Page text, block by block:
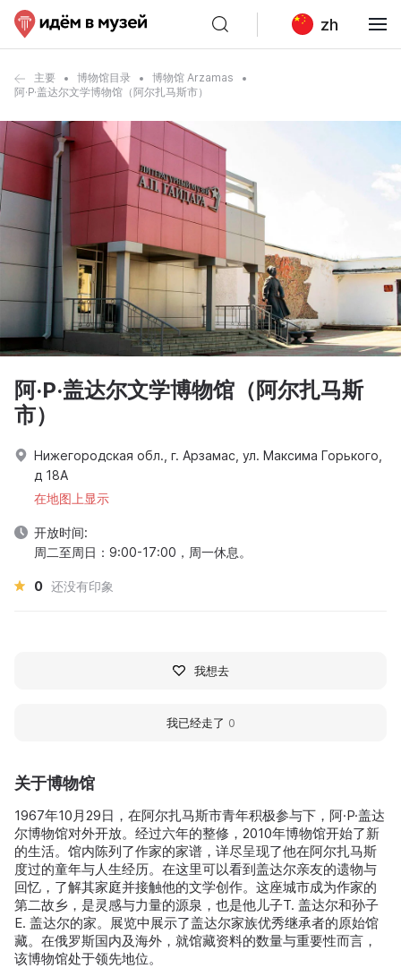
zh
主要 博物馆目录
博物馆 Arzamas
阿·P·盖达尔文学博物馆（阿尔扎马斯市）
关于博物馆
1967年10月29日，在阿尔扎马斯市青年积极参与下，阿·P·盖达
尔博物馆对外开放。经过六年的整修，2010年博物馆开始了新
的生活。馆内陈列了作家的家谱，详尽呈现了他在阿尔扎马斯
度过的童年与人生经历。在这里可以看到盖达尔亲友的遗物与
回忆，了解其家庭并接触他的文学创作。这座城市成为作家的
第二故乡，是灵感与力量的源泉，也是他儿子T. 盖达尔和孙子
E. 盖达尔的家。展览中展示了盖达尔家族优秀继承者的原始馆
藏。在俄罗斯国内及海外，就馆藏资料的数量与重要性而言，
该博物馆处于领先地位。
阿·P·盖达尔文学博物馆（阿尔扎马斯
市）
Нижегородская обл., г. Арзамас, ул. Максима Горького,
д 18А
在地图上显示
开放时间:
周二至周日：9:00-17:00，周一休息。
0 还没有印象
我想去
我已经走了 0